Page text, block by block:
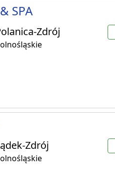
SPA
Zdrój
Zdrój